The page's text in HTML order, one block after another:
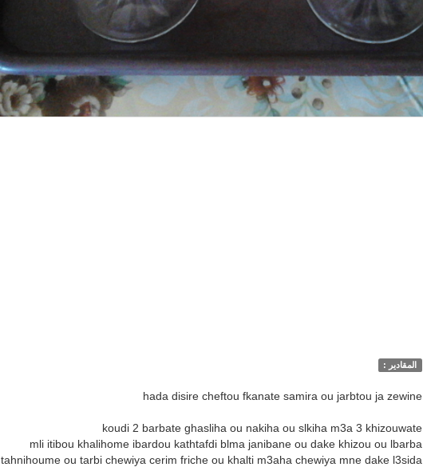
المقادير :
hada disire cheftou fkanate samira ou jarbtou ja zewine
koudi 2 barbate ghasliha ou nakiha ou slkiha m3a 3 khizouwate
mli itibou khalihome ibardou kathtafdi blma janibane ou dake khizou ou lbarba
tahnihoume ou tarbi chewiya cerim friche ou khalti m3aha chewiya mne dake l3sida